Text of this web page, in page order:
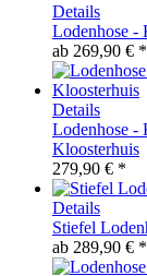
Details
Lodenhose -
ab 269,90 € *
Details
Lodenhose -
Kloosterhuis
279,90 € *
Details
Stiefel
ab 289,90 € *